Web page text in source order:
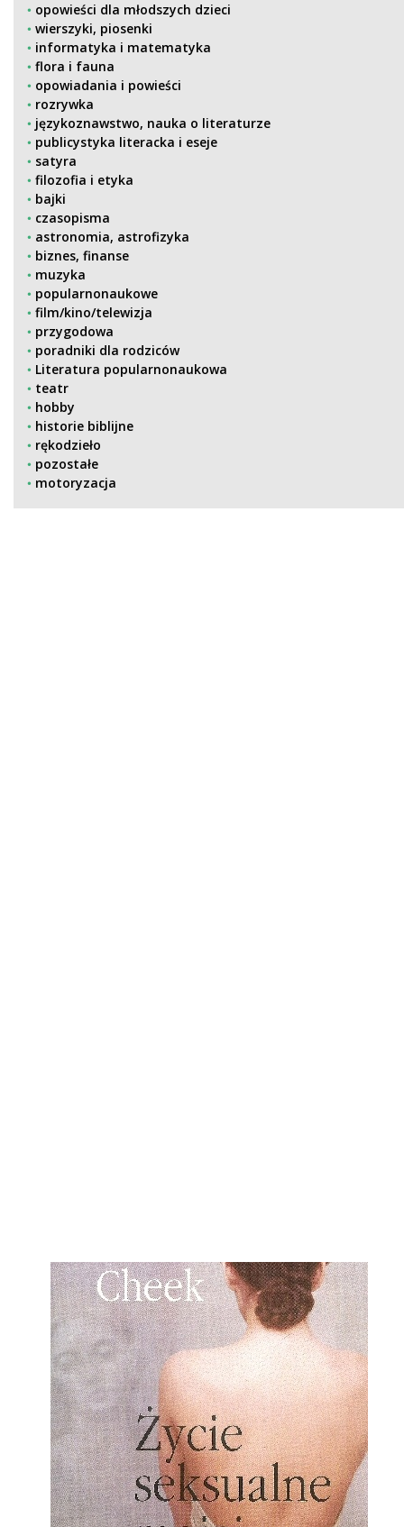
opowieści dla młodszych dzieci
wierszyki, piosenki
informatyka i matematyka
flora i fauna
opowiadania i powieści
rozrywka
językoznawstwo, nauka o literaturze
publicystyka literacka i eseje
satyra
filozofia i etyka
bajki
czasopisma
astronomia, astrofizyka
biznes, finanse
muzyka
popularnonaukowe
film/kino/telewizja
przygodowa
poradniki dla rodziców
Literatura popularnonaukowa
teatr
hobby
historie biblijne
rękodzieło
pozostałe
motoryzacja